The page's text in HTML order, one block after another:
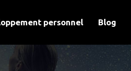
personnel Blog